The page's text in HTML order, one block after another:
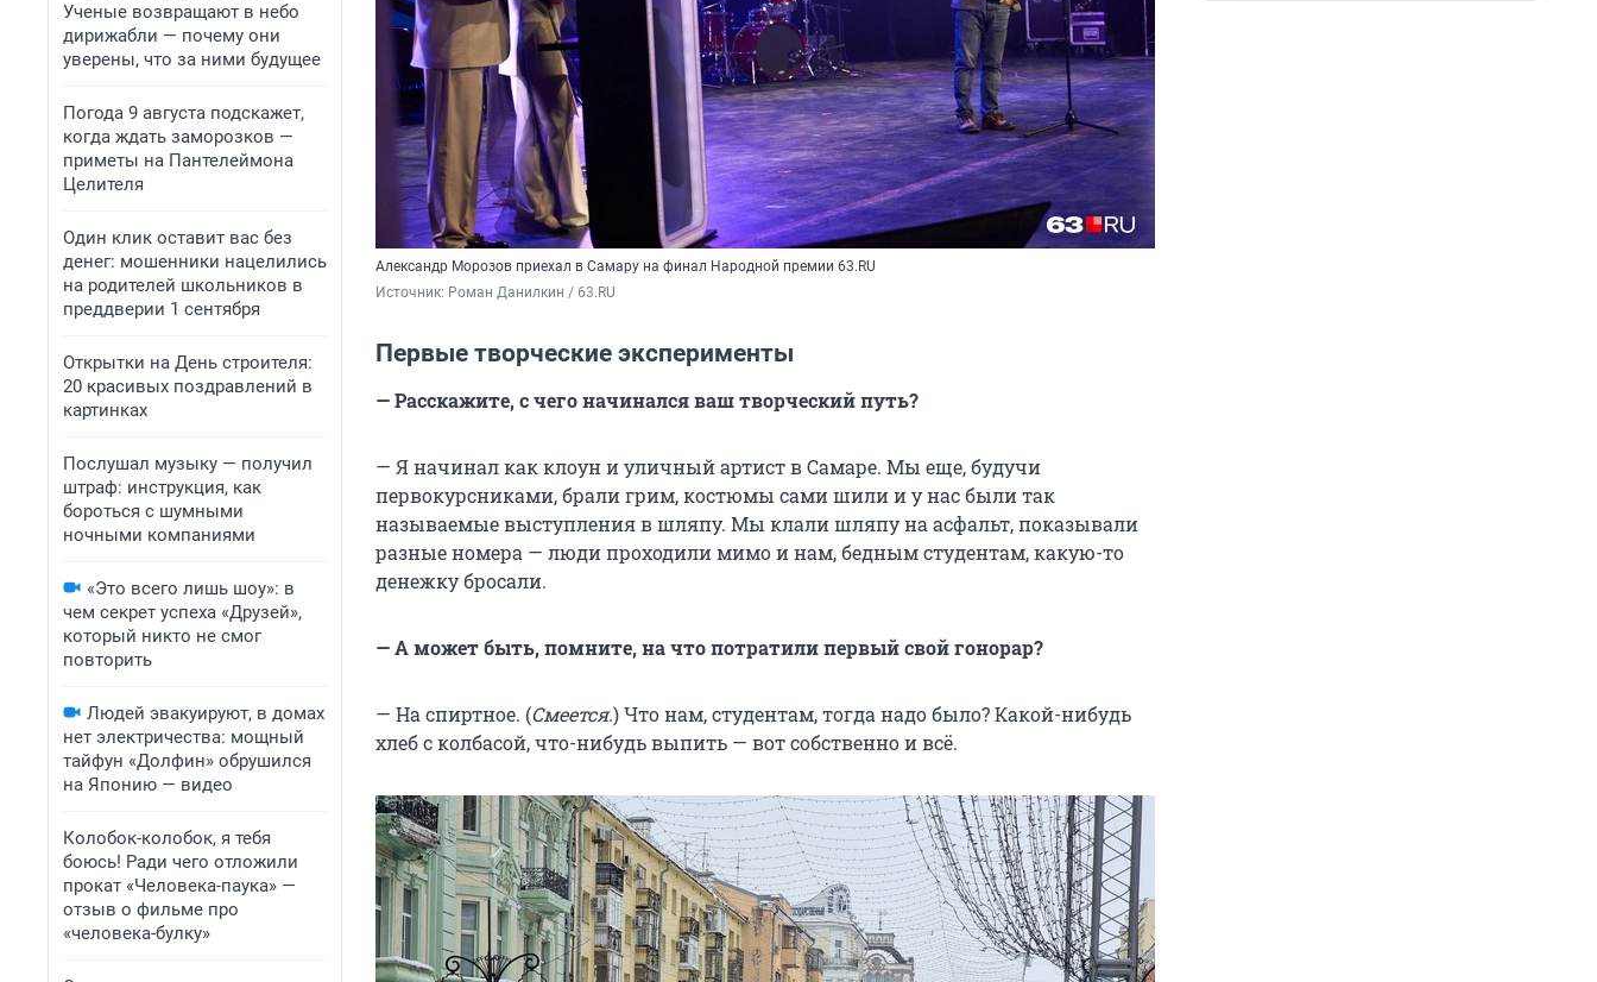
Ученые возвращают в небо
дирижабли — почему они
уверены, что за ними будущее
Погода 9 августа подскажет,
когда ждать заморозков —
приметы на Пантелеймона
Целителя
Один клик оставит вас без
денег: мошенники нацелились
на родителей школьников в
преддверии 1 сентября
Открытки на День строителя:
20 красивых поздравлений в
картинках
Послушал музыку — получил
штраф: инструкция, как
бороться с шумными
ночными компаниями
«Это всего лишь шоу»: в
чем секрет успеха «Друзей»,
который никто не смог
повторить
Людей эвакуируют, в домах
нет электричества: мощный
тайфун «Долфин» обрушился
на Японию — видео
Колобок-колобок, я тебя
боюсь! Ради чего отложили
прокат «Человека-паука» —
отзыв о фильме про
«человека-булку»
Александр Морозов приехал в Самару на финал Народной премии 63.RU
Источник: Роман Данилкин / 63.RU
Первые творческие эксперименты
— Расскажите, с чего начинался ваш творческий путь?
— Я начинал как клоун и уличный артист в Самаре. Мы еще, будучи
первокурсниками, брали грим, костюмы сами шили и у нас были так
называемые выступления в шляпу. Мы клали шляпу на асфальт, показывали
разные номера — люди проходили мимо и нам, бедным студентам, какую-то
денежку бросали.
— А может быть, помните, на что потратили первый свой гонорар?
— На спиртное. (Смеется.) Что нам, студентам, тогда надо было? Какой-нибудь
хлеб с колбасой, что-нибудь выпить — вот собственно и всё.